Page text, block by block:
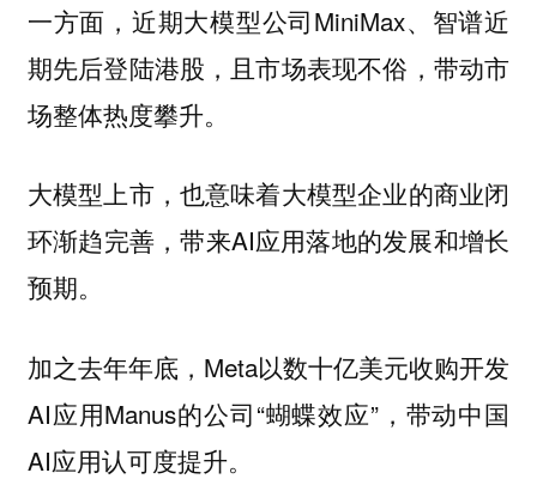
一方面，近期大模型公司MiniMax、智谱近
期先后登陆港股，且市场表现不俗，带动市
场整体热度攀升。
大模型上市，也意味着大模型企业的商业闭
环渐趋完善，带来AI应用落地的发展和增长
预期。
加之去年年底，Meta以数十亿美元收购开发
AI应用Manus的公司“蝴蝶效应”，带动中国
AI应用认可度提升。